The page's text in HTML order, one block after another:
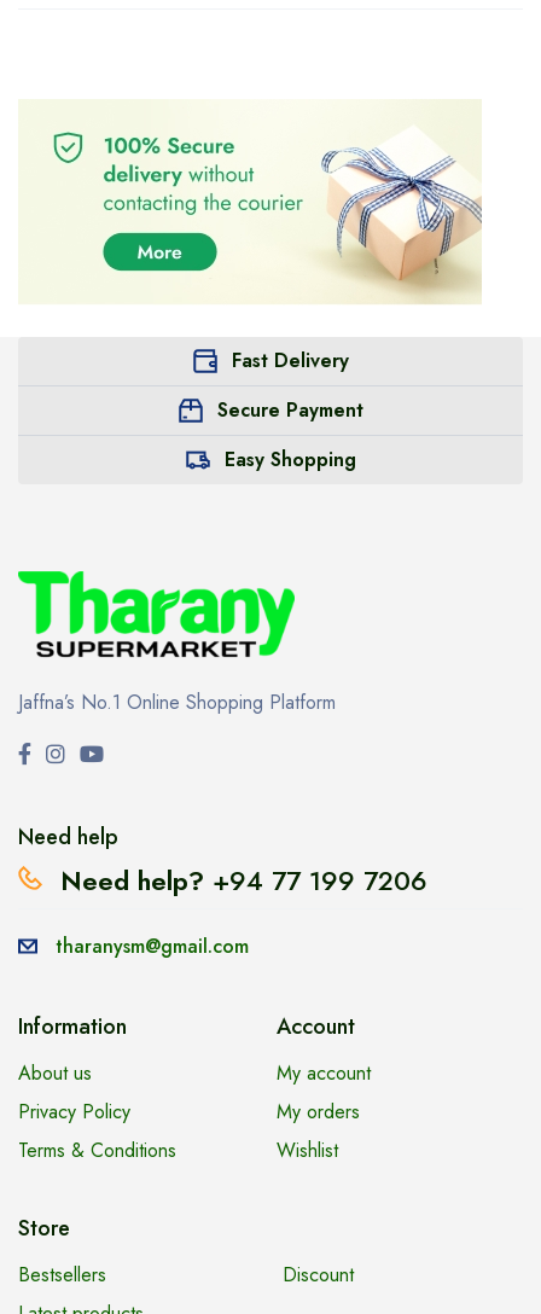
Fast Delivery
Secure Payment
Easy Shopping
Jaffna’s No.1 Online Shopping Platform
Need help
Need help? +94 77 199 7206
tharanysm@gmail.com
Information
About us
Privacy Policy
Terms & Conditions
Account
My account
My orders
Wishlist
Store
Bestsellers
Discount